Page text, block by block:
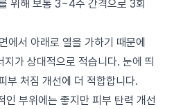
위해 보통 3~4주 간격으로 3회
에서 아래로 열을 가하기 때문에
가 상대적으로 적습니다. 눈에 띄
부 처짐 개선에 더 적합합니다.
인 부위에는 좋지만 피부 탄력 개선